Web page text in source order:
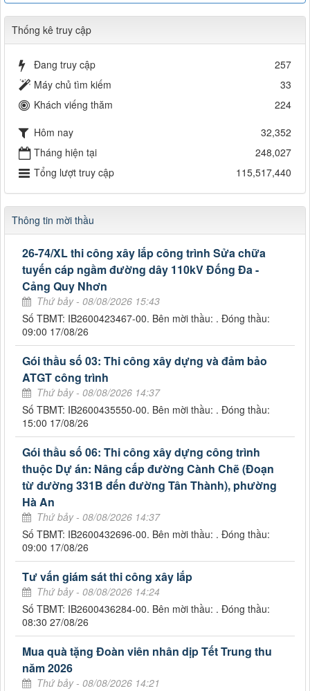
Thống kê truy cập
Đang truy cập
257
Máy chủ tìm kiếm
33
Khách viếng thăm
224
Hôm nay
32,352
Tháng hiện tại
248,027
Tổng lượt truy cập
115,517,440
Thông tin mời thầu
26-74/XL thi công xây lắp công trình Sửa chữa
tuyến cáp ngầm đường dây 110kV Đống Đa -
Cảng Quy Nhơn
Thứ bảy - 08/08/2026 15:43
Số TBMT: IB2600423467-00. Bên mời thầu: . Đóng thầu:
09:00 17/08/26
Gói thầu số 03: Thi công xây dựng và đảm bảo
ATGT công trình
Thứ bảy - 08/08/2026 14:37
Số TBMT: IB2600435550-00. Bên mời thầu: . Đóng thầu:
15:00 17/08/26
Gói thầu số 06: Thi công xây dựng công trình
thuộc Dự án: Nâng cấp đường Cành Chẽ (Đoạn
từ đường 331B đến đường Tân Thành), phường
Hà An
Thứ bảy - 08/08/2026 14:37
Số TBMT: IB2600432696-00. Bên mời thầu: . Đóng thầu:
09:00 17/08/26
Tư vấn giám sát thi công xây lắp
Thứ bảy - 08/08/2026 14:24
Số TBMT: IB2600436284-00. Bên mời thầu: . Đóng thầu:
08:30 27/08/26
Mua quà tặng Đoàn viên nhân dịp Tết Trung thu
năm 2026
Thứ bảy - 08/08/2026 14:21